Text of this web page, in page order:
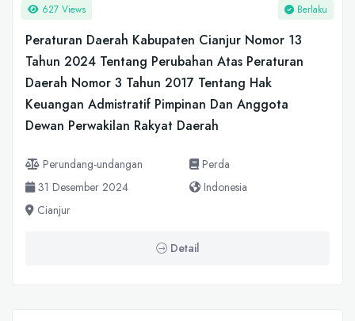
627 Views Berlaku
Peraturan Daerah Kabupaten Cianjur Nomor 13
Tahun 2024 Tentang Perubahan Atas Peraturan
Daerah Nomor 3 Tahun 2017 Tentang Hak
Keuangan Admistratif Pimpinan Dan Anggota
Dewan Perwakilan Rakyat Daerah
Perundang-undangan
Perda
31 Desember 2024
Indonesia
Cianjur
Detail